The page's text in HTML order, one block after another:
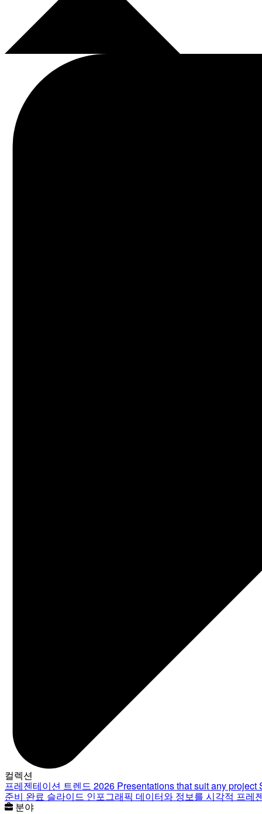
컬렉션
프레젠테이션 트렌드 2026 Presentations that suit any project
준비 완료 슬라이드 인포그래픽 데이터와 정보를 시각적 프레
분야